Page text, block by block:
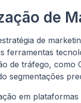
de
de
ferramentas
de tráfego, como
segmentações
em